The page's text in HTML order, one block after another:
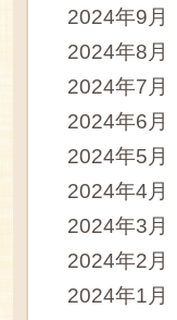
2024年9月
2024年8月
2024年7月
2024年6月
2024年5月
2024年4月
2024年3月
2024年2月
2024年1月